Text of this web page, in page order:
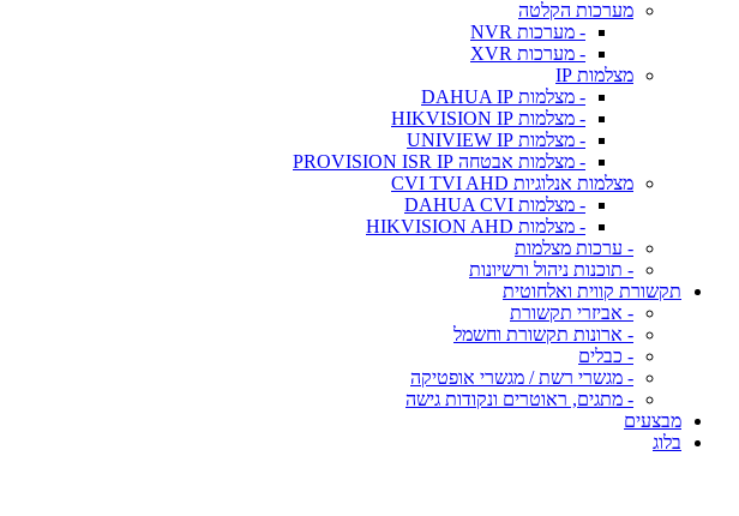
מערכות הקלטה
- מערכות NVR
- מערכות XVR
מצלמות IP
- מצלמות DAHUA IP
- מצלמות HIKVISION IP
- מצלמות UNIVIEW IP
- מצלמות אבטחה PROVISION ISR IP
מצלמות אנלוגיות CVI TVI AHD
- מצלמות DAHUA CVI
- מצלמות HIKVISION AHD
- ערכות מצלמות
- תוכנות ניהול ורשיונות
תקשורת קווית ואלחוטית
- אביזרי תקשורת
- ארונות תקשורת וחשמל
- כבלים
- מגשרי רשת / מגשרי אופטיקה
- מתגים, ראוטרים ונקודות גישה
מבצעים
בלוג